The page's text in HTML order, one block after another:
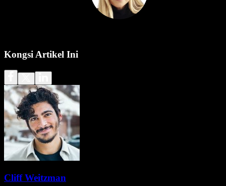
Kongsi Artikel Ini
Cliff Weitzman